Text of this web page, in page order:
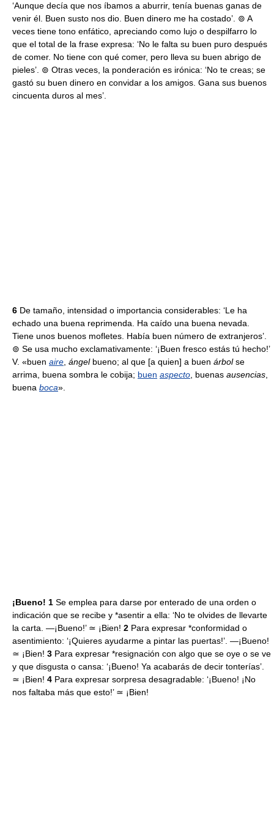
‘Aunque decía que nos íbamos a aburrir, tenía buenas ganas de
venir él. Buen susto nos dio. Buen dinero me ha costado’. ⊚ A
veces tiene tono enfático, apreciando como lujo o despilfarro lo
que el total de la frase expresa: ‘No le falta su buen puro después
de comer. No tiene con qué comer, pero lleva su buen abrigo de
pieles’. ⊚ Otras veces, la ponderación es irónica: ‘No te creas; se
gastó su buen dinero en convidar a los amigos. Gana sus buenos
cincuenta duros al mes’.
6 De tamaño, intensidad o importancia considerables: ‘Le ha
echado una buena reprimenda. Ha caído una buena nevada.
Tiene unos buenos mofletes. Había buen número de extranjeros’.
⊚ Se usa mucho exclamativamente: ‘¡Buen fresco estás tú hecho!’
V. «buen aire ángelbueno; al que [a quien] a buen árbolse
arrima, buena sombra le cobija; buen aspecto , buenas ausencias
buena boca».
¡Bueno! 1 Se emplea para darse por enterado de una orden o
indicación que se recibe y *asentir a ella: ‘No te olvides de llevarte
la carta. —¡Bueno!’ ≃ ¡Bien! 2 Para expresar *conformidad o
asentimiento: ‘¡Quieres ayudarme a pintar las puertas!’. —¡Bueno!
≃ ¡Bien! 3 Para expresar *resignación con algo que se oye o se ve
y que disgusta o cansa: ‘¡Bueno! Ya acabarás de decir tonterías’.
≃ ¡Bien! 4 Para expresar sorpresa desagradable: ‘¡Bueno! ¡No
nos faltaba más que esto!’ ≃ ¡Bien!